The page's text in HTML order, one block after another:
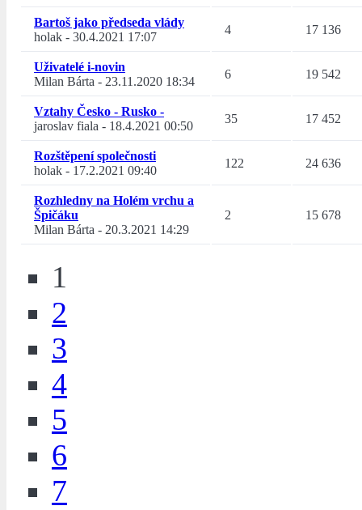
Bartoš jako předseda vlády
holak - 30.4.2021 17:07
4 17 136
Uživatelé i-novin
Milan Bárta - 23.11.2020 18:34
6 19 542
Vztahy Česko - Rusko -
jaroslav fiala - 18.4.2021 00:50
35 17 452
Rozštěpení společnosti
holak - 17.2.2021 09:40
122 24 636
Rozhledny na Holém vrchu a
Špičáku
Milan Bárta - 20.3.2021 14:29
2 15 678
1
2
3
4
5
6
7